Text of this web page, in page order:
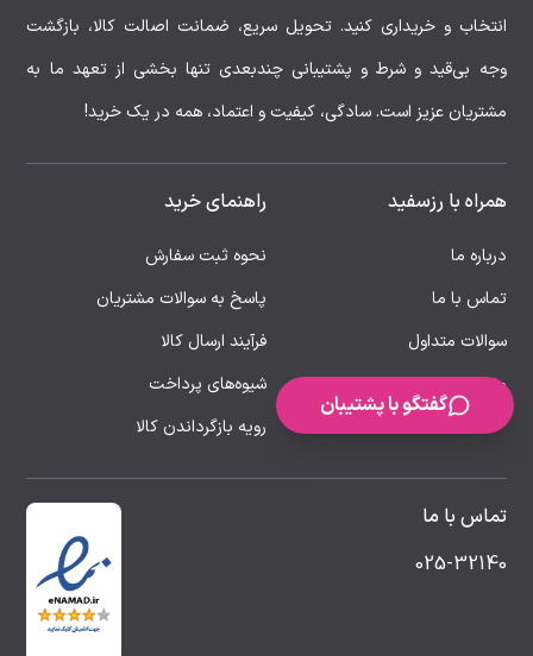
انتخاب و خریداری کنید. تحویل سریع، ضمانت اصالت کالا، بازگشت
وجه بی‌قید و شرط و پشتیبانی چندبعدی تنها بخشی از تعهد ما به
مشتریان عزیز است. سادگی، کیفیت و اعتماد، همه در یک خرید!
همراه با رزسفید
درباره ما
تماس با ما
سوالات متداول
مقالات
راهنمای خرید
نحوه ثبت سفارش
پاسخ به سوالات مشتریان
فرآیند ارسال کالا
شیوه‌های پرداخت
رویه بازگرداندن کالا
تماس با ما
025-32140
گفتگو با پشتیبان